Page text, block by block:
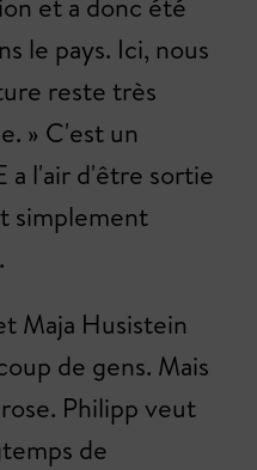
et a donc été
le pays. Ici, nous
reste très
» C'est un
a l'air d'être sortie
simplement
Maja Husistein
de gens. Mais
Philipp veut
de